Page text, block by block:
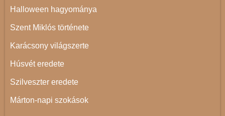
Halloween hagyománya
Szent Miklós története
Karácsony világszerte
Húsvét eredete
Szilveszter eredete
Márton-napi szokások